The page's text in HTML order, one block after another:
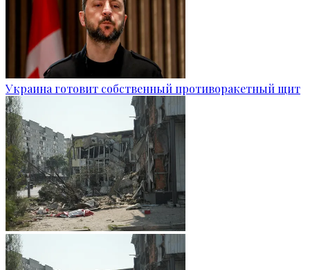
Украина готовит собственный противоракетный щит